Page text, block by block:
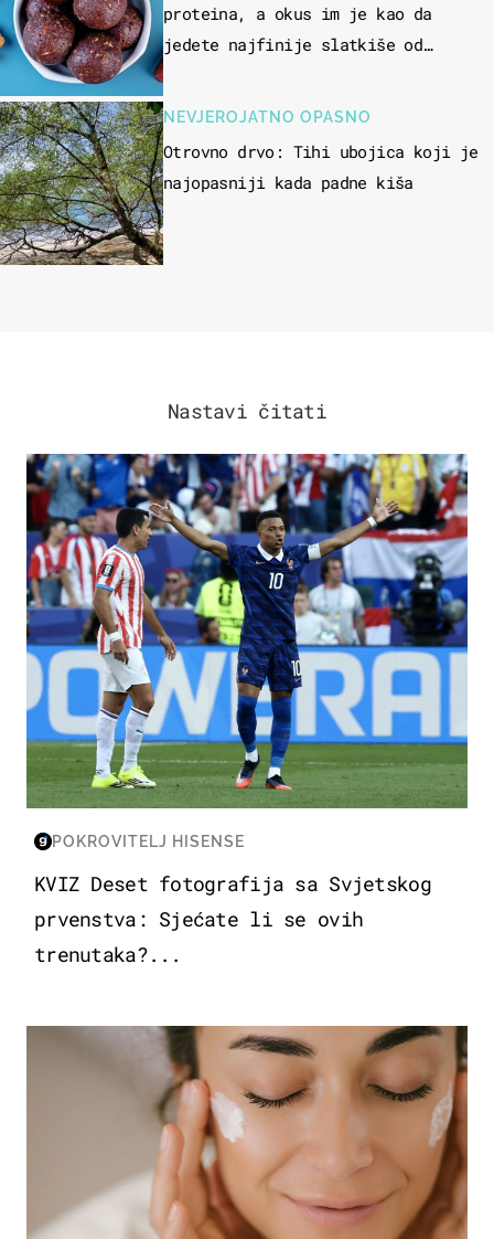
proteina, a okus im je kao da
jedete najfinije slatkiše od
NEVJEROJATNO OPASNO
Otrovno drvo: Tihi ubojica koji je
najopasniji kada padne kiša
Nastavi čitati
SVJETSKO PRVENSTVO 2026
POKROVITELJ HISENSE
KVIZ Deset fotografija sa Svjetskog
prvenstva: Sjećate li se ovih
trenutaka?...
MODA & LJEPOTA